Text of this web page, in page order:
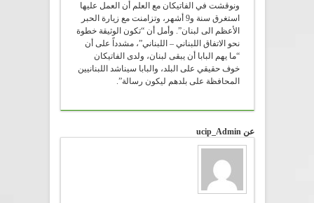
ونوقشت في الفاتيكان مع العلم أن العمل عليها
استغرق سنة و9 أشهر، وتزامنت مع زيارة الحبر
الأعظم الى لبنان”. وأمل أن “تكون الوثيقة خطوة
نحو الاتفاق اللبناني – اللبناني”، مشدداً على أن
“ما يهم البابا أن يبقى لبنان، ولدى الفاتيكان
خوف حقيقي على البلد، والبابا سيناشد اللبنانيين
المحافظة على بلدهم ليكون رسالة”.
عن ucip_Admin